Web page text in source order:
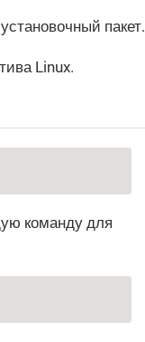
пакет.
Linux.
команду для